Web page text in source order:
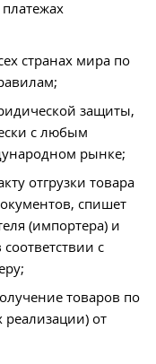
странах мира по
защиты,
с любым
рынке;
отгрузки товара
спишет
(импортера) и
с
товаров по
от